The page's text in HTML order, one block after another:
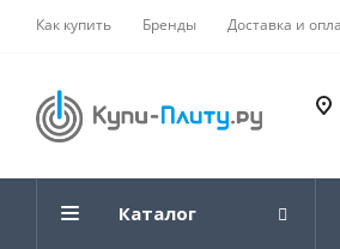
Как купить Бренды Доставка и
Каталог